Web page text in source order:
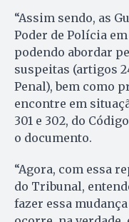
“Assim sendo, as
Poder de Polícia
podendo abordar
suspeitas (artigos
Penal), bem como
encontre em
301 e 302, do
o documento.
“Agora, com essa
do Tribunal,
fazer essa